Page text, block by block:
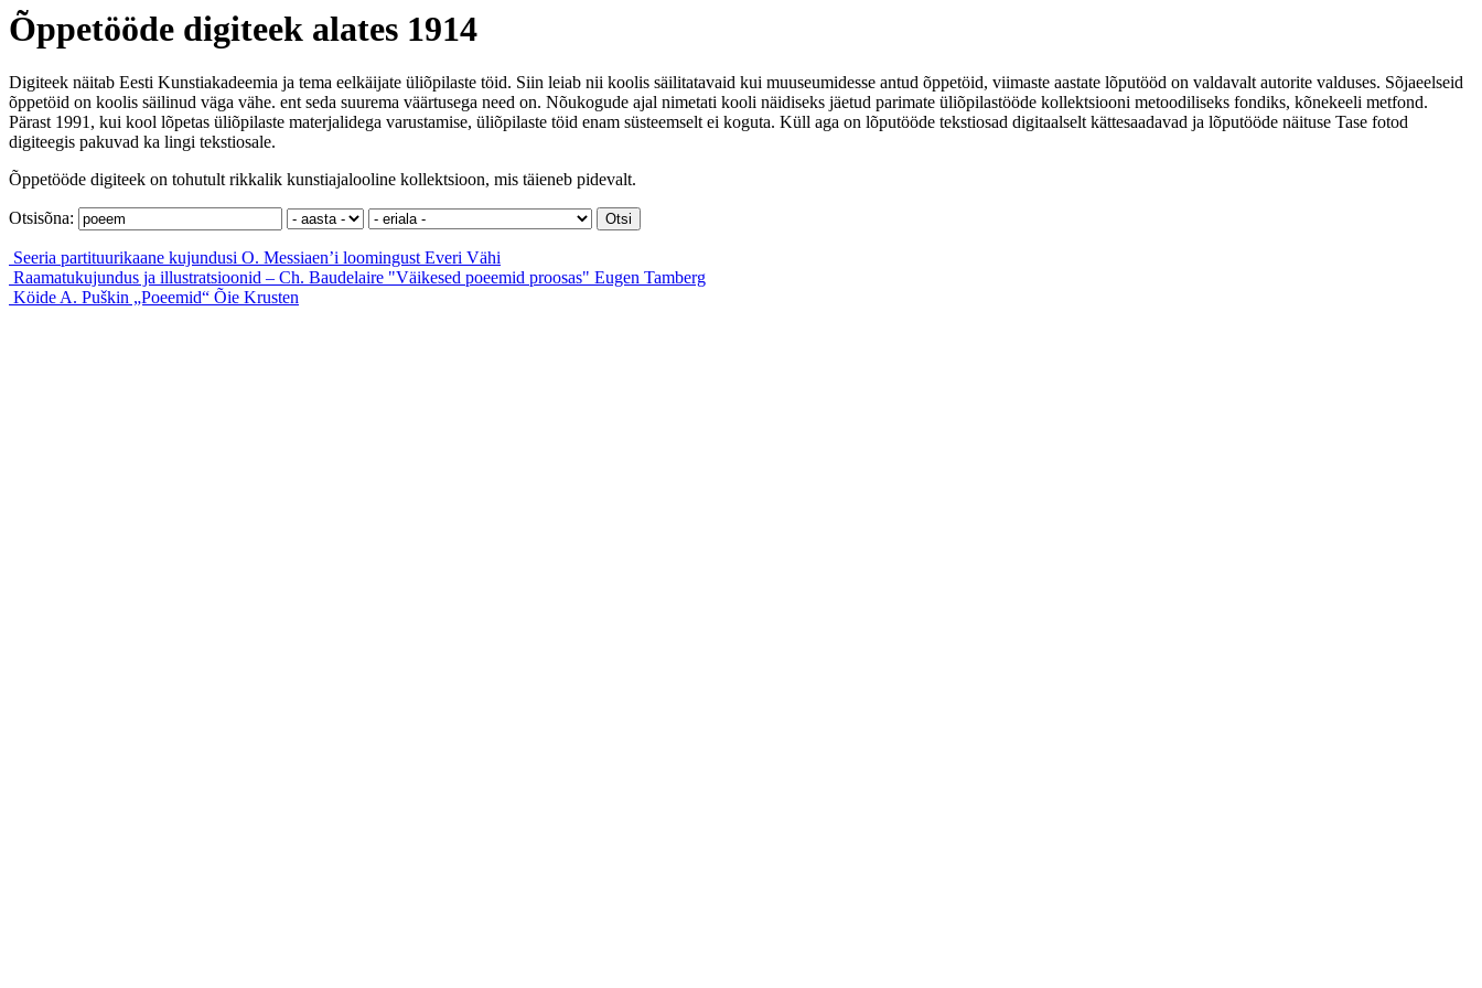
Õppetööde digiteek alates 1914
Digiteek näitab Eesti Kunstiakadeemia ja tema eelkäijate üliõpilaste töid. Siin leiab nii koolis säilitatavaid kui muuseumidesse antud õppetöid, viimaste aastate lõputööd on valdavalt autorite valduses. Sõjaeelseid
õppetöid on koolis säilinud väga vähe. ent seda suurema väärtusega need on. Nõukogude ajal nimetati kooli näidiseks jäetud parimate üliõpilastööde kollektsiooni metoodiliseks fondiks, kõnekeeli metfond.
Pärast 1991, kui kool lõpetas üliõpilaste materjalidega varustamise, üliõpilaste töid enam süsteemselt ei koguta. Küll aga on lõputööde tekstiosad digitaalselt kättesaadavad ja lõputööde näituse Tase fotod
digiteegis pakuvad ka lingi tekstiosale.
Õppetööde digiteek on tohutult rikkalik kunstiajalooline kollektsioon, mis täieneb pidevalt.
Otsisõna:
Seeria partituurikaane kujundusi O. Messiaen’i loomingustEveri Vähi
Raamatukujundus ja illustratsioonid – Ch. Baudelaire "Väikesed poeemid proosas" Eugen Tamberg
Köide A. Puškin „Poeemid“ Õie Krusten